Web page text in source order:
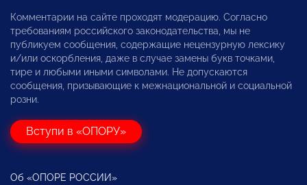
Комментарии на сайте проходят модерацию. Согласно
требованиям российского законодательства, мы не
публикуем сообщения, содержащие нецензурную лексику
и/или оскорбления, даже в случае замены букв точками,
тире и любыми иными символами. Не допускаются
сообщения, призывающие к межнациональной и социальной
розни.
Вступи в «ОПОРУ»
Об «ОПОРЕ РОССИИ»